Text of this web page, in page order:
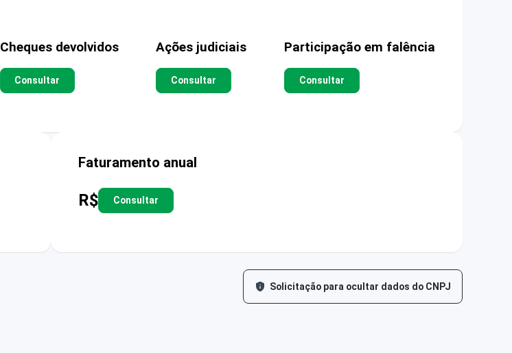
Cheques devolvidos
Consultar
Ações judiciais
Consultar
Participação em falência
Consultar
Faturamento anual
R$ Consultar
Solicitação para ocultar dados do CNPJ